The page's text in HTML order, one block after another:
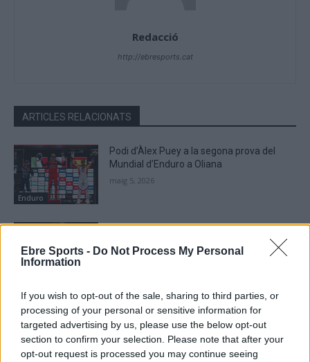
Ebre Sports - Do Not Process My Personal
Information
If you wish to opt-out of the sale, sharing to third parties, or
processing of your personal or sensitive information for
targeted advertising by us, please use the below opt-out
section to confirm your selection. Please note that after your
opt-out request is processed you may continue seeing
Redacció
http://ebresports.cat
ARTICLES RELACIONATS
Enduro
Podi d’Àlex Puey a la segona prova del
Mundial d’Enduro a Oliana
maig 5, 2026
Aleix Saumell s’imposa en la tercera prova
de l’estatal d’Enduro en Open Júnior a
Antas
Enduro
Àlex Puey i Aleix Saumell comencen
puntuant al Mundial d’Enduro
abril 14, 2026